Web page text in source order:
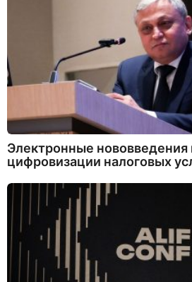
Электронные нововведения
цифровизации налоговых